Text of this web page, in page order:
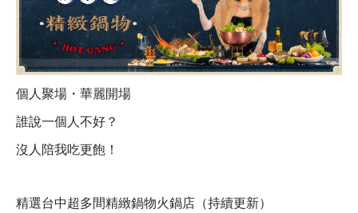
個人聚場・華麗開場
誰說一個人不好？
沒人陪我吃更飽！
精選台中超多間精緻鍋物火鍋店（持續更新）